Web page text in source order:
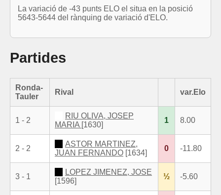
La variació de -43 punts ELO el situa en la posició
5643-5644 del rànquing de variació d'ELO.
Partides
Ronda-
Tauler
Rival var.Elo
1 - 2
RIU OLIVA, JOSEP
MARIA [1630]
1 8.00
2 - 2
ASTOR MARTINEZ,
JUAN FERNANDO [1634]
0 -11.80
3 - 1
LOPEZ JIMENEZ, JOSE
[1596]
½ -5.60